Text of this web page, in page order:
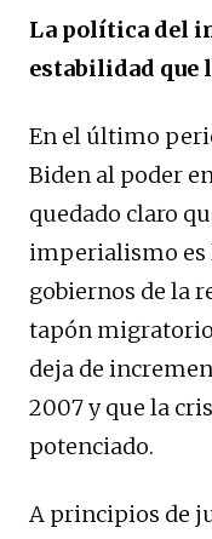
La política del
estabilidad que
En el último
Biden al poder
quedado claro
imperialismo es
gobiernos de la
tapón
deja de
2007 y que la
potenciado.
A principios de